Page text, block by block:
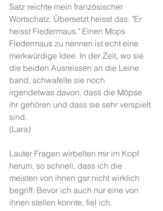
Satz reichte mein französischer
Wortschatz. Übersetzt heisst das: "Er
heisst Fledermaus." Einen Mops
Fledermaus zu nennen ist echt eine
merkwürdige Idee. In der Zeit, wo sie
die beiden Ausreissen an die Leine
band, schwafelte sie noch
irgendetwas davon, dass die Möpse
ihr gehören und dass sie sehr verspielt
sind.
(Lara)
Lauter Fragen wirbelten mir im Kopf
herum, so schnell, dass ich die
meisten von ihnen gar nicht wirklich
begriff. Bevor ich auch nur eine von
ihnen stellen konnte, fiel ich.